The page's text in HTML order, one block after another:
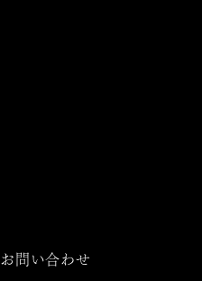
お問い合わせ